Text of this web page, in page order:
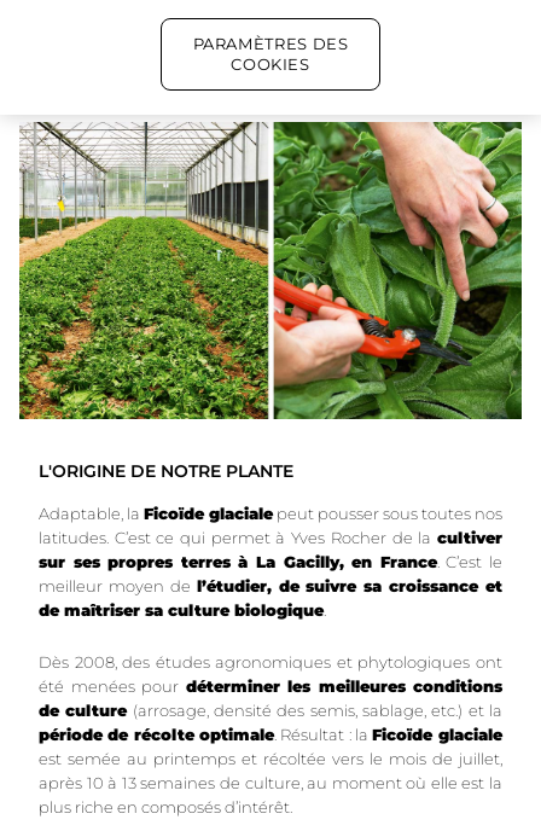
ultra-adaptation » aussi bien sur le plan métabolique,
physiologique que morphologique. Elle résiste, survit, vit.
L'ORIGINE DE NOTRE PLANTE
Adaptable, la Ficoïde glacialepeut pousser sous toutes nos
latitudes. C’est ce qui permet à Yves Rocher de la cultiver
sur ses propres terres à La Gacilly, en France. C’est le
meilleur moyen de l’étudier, de suivre sa croissance et
de maîtriser sa culture biologique.
Dès 2008, des études agronomiques et phytologiques ont
été menées pour déterminer les meilleures conditions
de culture(arrosage, densité des semis, sablage, etc.) et la
période de récolte optimale. Résultat : laFicoïde glaciale
est semée au printemps et récoltée vers le mois de juillet,
après 10 à 13 semaines de culture, au moment où elle est la
plus riche en composés d’intérêt.
PARAMÈTRES DES
COOKIES